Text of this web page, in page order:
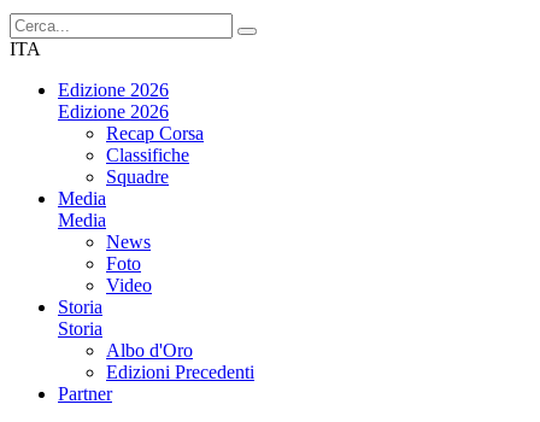
ITA
Edizione 2026
Edizione 2026
Recap Corsa
Classifiche
Squadre
Media
Media
News
Foto
Video
Storia
Storia
Albo d'Oro
Edizioni Precedenti
Partner